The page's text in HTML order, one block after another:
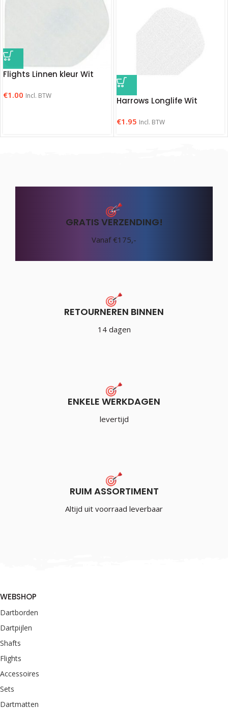
Flights Linnen kleur Wit
€1.00 Incl. BTW Harrows Longlife Wit
€1.95 Incl. BTW
GRATIS VERZENDING!
Vanaf €175,-
RETOURNEREN BINNEN
14 dagen
ENKELE WERKDAGEN
levertijd
RUIM ASSORTIMENT
Altijd uit voorraad leverbaar
WEBSHOP
Dartborden
Dartpijlen
Shafts
Flights
Accessoires
Sets
Dartmatten